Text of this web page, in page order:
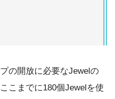
の開放に必要なJewelの
こまでに180個Jewelを使